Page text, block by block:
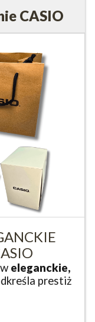
CASIO
eleganckie,
prestiż